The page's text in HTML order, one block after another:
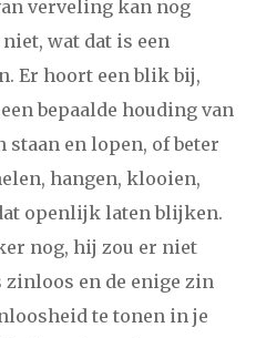
verveling kan nog
wat dat is een
Er hoort een blik bij,
bepaalde houding van
staan en lopen, of beter
hangen, klooien,
openlijk laten blijken.
nog, hij zou er niet
en de enige zin
te tonen in je